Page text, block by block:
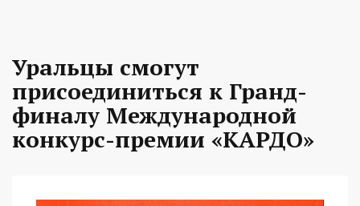
Уральцы смогут
присоединиться к Гранд-
финалу Международной
конкурс-премии «КАРДО»